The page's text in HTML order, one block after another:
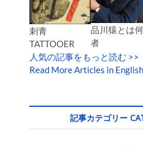
刺青
TATTOOER
品川猿とは何
者
人気の記事をもっと読む >>
Read More Articles in
記事カテゴリー